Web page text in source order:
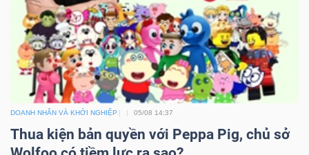
DOANH NHÂN VÀ KHỞI NGHIỆP 05/08 14:37
Thua kiện bản quyền với Peppa Pig, chủ sở